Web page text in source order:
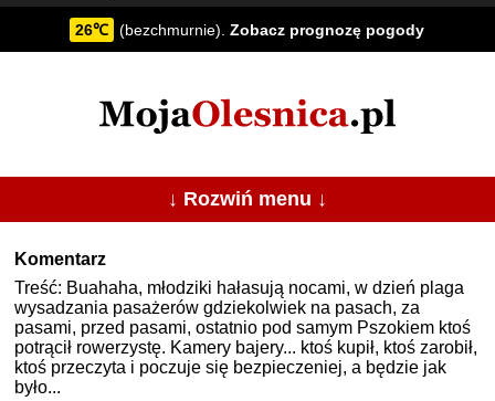
26℃ (bezchmurnie).Zobacz prognozę pogody
↓ Rozwiń menu ↓
Komentarz
Treść: Buahaha, młodziki hałasują nocami, w dzień plaga
wysadzania pasażerów gdziekolwiek na pasach, za
pasami, przed pasami, ostatnio pod samym Pszokiem ktoś
potrącił rowerzystę. Kamery bajery... ktoś kupił, ktoś zarobił,
ktoś przeczyta i poczuje się bezpieczeniej, a będzie jak
było...